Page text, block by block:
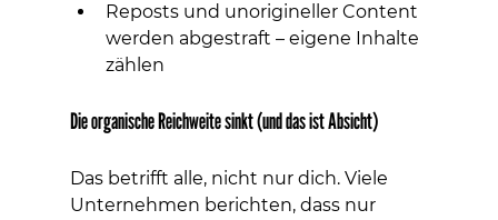
Reposts und unorigineller Content
werden abgestraft – eigene Inhalte
zählen
Die organische Reichweite sinkt (und das ist Absicht)
Das betrifft alle, nicht nur dich. Viele
Unternehmen berichten, dass nur